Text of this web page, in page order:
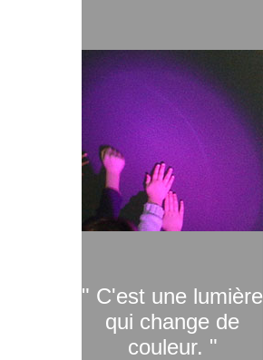
" C'est une lumière
qui change de
couleur. "